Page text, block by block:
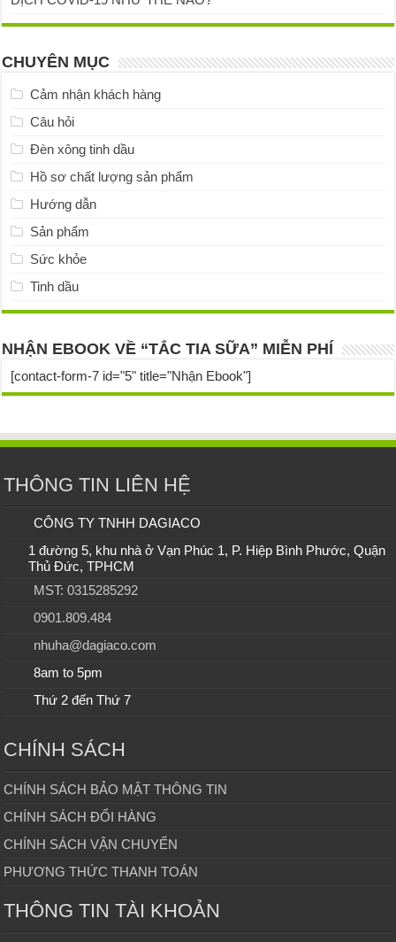
CHUYÊN MỤC
Cảm nhận khách hàng
Câu hỏi
Đèn xông tinh dầu
Hồ sơ chất lượng sản phẩm
Hướng dẫn
Sản phẩm
Sức khỏe
Tinh dầu
NHẬN EBOOK VỀ “TẮC TIA SỮA” MIỄN PHÍ
[contact-form-7 id="5" title="Nhận Ebook"]
THÔNG TIN LIÊN HỆ
CÔNG TY TNHH DAGIACO
1 đường 5, khu nhà ở Vạn Phúc 1, P. Hiệp Bình Phước, Quận
Thủ Đức, TPHCM
MST: 0315285292
0901.809.484
nhuha@dagiaco.com
8am to 5pm
Thứ 2 đến Thứ 7
CHÍNH SÁCH
CHÍNH SÁCH BẢO MẬT THÔNG TIN
CHÍNH SÁCH ĐỔI HÀNG
CHÍNH SÁCH VẬN CHUYỂN
PHƯƠNG THỨC THANH TOÁN
THÔNG TIN TÀI KHOẢN